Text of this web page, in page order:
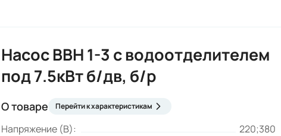
Насос ВВН 1-3 с водоотделителем
под 7.5кВт б/дв, б/р
О товаре Перейти к характеристикам
Напряжение (В): 220;380